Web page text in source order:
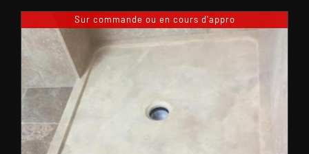
Sur commande ou en cours d'appro